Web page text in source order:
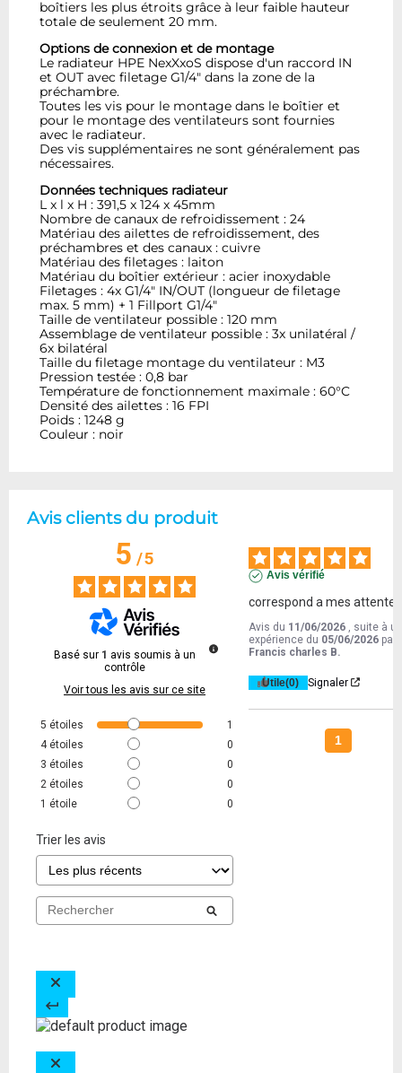
boîtiers les plus étroits grâce à leur faible hauteur
totale de seulement 20 mm.
Options de connexion et de montage
Le radiateur HPE NexXxoS dispose d'un raccord IN
et OUT avec filetage G1/4" dans la zone de la
préchambre.
Toutes les vis pour le montage dans le boîtier et
pour le montage des ventilateurs sont fournies
avec le radiateur.
Des vis supplémentaires ne sont généralement pas
nécessaires.
Données techniques radiateur
L x l x H : 391,5 x 124 x 45mm
Nombre de canaux de refroidissement : 24
Matériau des ailettes de refroidissement, des
préchambres et des canaux : cuivre
Matériau des filetages : laiton
Matériau du boîtier extérieur : acier inoxydable
Filetages : 4x G1/4" IN/OUT (longueur de filetage
max. 5 mm) + 1 Fillport G1/4"
Taille de ventilateur possible : 120 mm
Assemblage de ventilateur possible : 3x unilatéral /
6x bilatéral
Taille du filetage montage du ventilateur : M3
Pression testée : 0,8 bar
Température de fonctionnement maximale : 60°C
Densité des ailettes : 16 FPI
Poids : 1248 g
Couleur : noir
Avis clients du produit
5/5
Basé sur 1 avis soumis à un
contrôle
Voir tous les avis sur ce site
5 étoiles
1
4 étoiles
0
3 étoiles
0
2 étoiles
0
1 étoile 0
Trier les avis
Avis vérifié
correspond a mes attentes
Avis du 11/06/2026 , suite à
expérience du 05/06/2026 par
Francis charles B.
Utile(0) Signaler
1